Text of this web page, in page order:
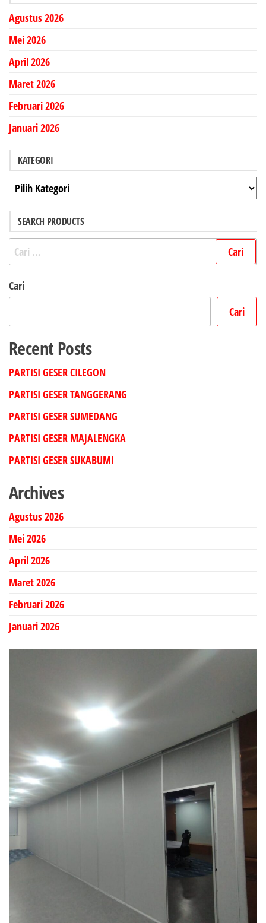
Agustus 2026
Mei 2026
April 2026
Maret 2026
Februari 2026
Januari 2026
KATEGORI
Kategori
SEARCH PRODUCTS
Cari
untuk:
Cari
Cari
Recent Posts
PARTISI GESER CILEGON
PARTISI GESER TANGGERANG
PARTISI GESER SUMEDANG
PARTISI GESER MAJALENGKA
PARTISI GESER SUKABUMI
Archives
Agustus 2026
Mei 2026
April 2026
Maret 2026
Februari 2026
Januari 2026